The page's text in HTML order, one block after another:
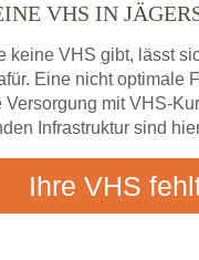
Region rund um
Angebote zum
kommt es bei
VHS IN
keine VHS gibt, lässt
Eine nicht optimale
mit VHS-
Infrastruktur sind
Ihre VHS